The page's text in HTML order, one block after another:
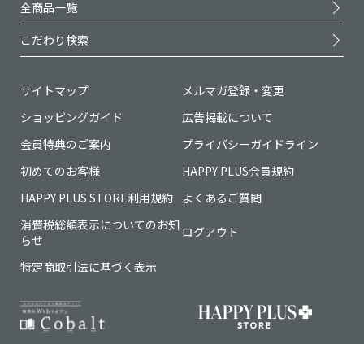
全商品一覧
こだわり検索
サイトマップ
メルマガ登録・変更
ショッピングガイド
広告掲載について
会員特典のご案内
プライバシーガイドライン
初めてのお客様
HAPPY PLUS会員規約
HAPPY PLUS STORE利用規約
よくあるご質問
消費税総額表示についてのお知
らせ
ログアウト
特定商取引法に基づく表示